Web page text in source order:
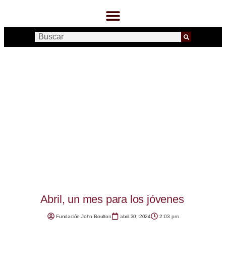
Abril, un mes para los jóvenes
Fundación John Boulton abril 30, 2024 2:03 pm